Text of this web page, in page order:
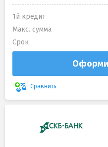
1й кредит
Макс. сумма
Срок
Сравнить